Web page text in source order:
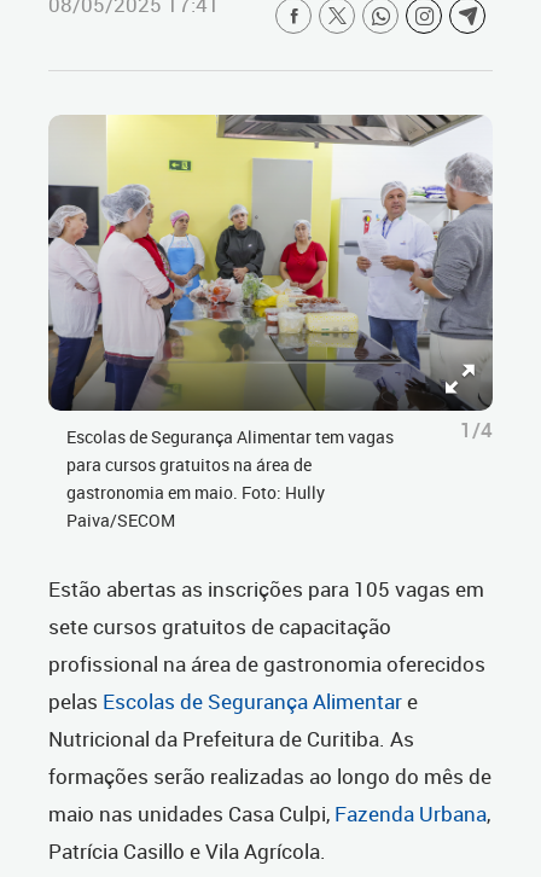
Escolas de Segurança Alimentar tem vagas
para cursos gratuitos na área de
gastronomia em maio. Foto: Hully
Paiva/SECOM
1/4
Estão abertas as inscrições para 105 vagas em
sete cursos gratuitos de capacitação
profissional na área de gastronomia oferecidos
pelas Escolas de Segurança Alimentare
Nutricional da Prefeitura de Curitiba. As
formações serão realizadas ao longo do mês de
maio nas unidades Casa Culpi, Fazenda Urbana,
Patrícia Casillo e Vila Agrícola.